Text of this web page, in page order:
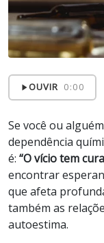
OUVIR 0:00
Se você ou
dependência
é: “O vício tem
encontrar
que afeta
também as
autoestima.